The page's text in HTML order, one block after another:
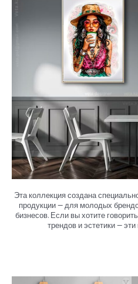
Эта коллекция создана
продукции — для молодых
бизнесов. Если вы хотите
трендов и эстетики —